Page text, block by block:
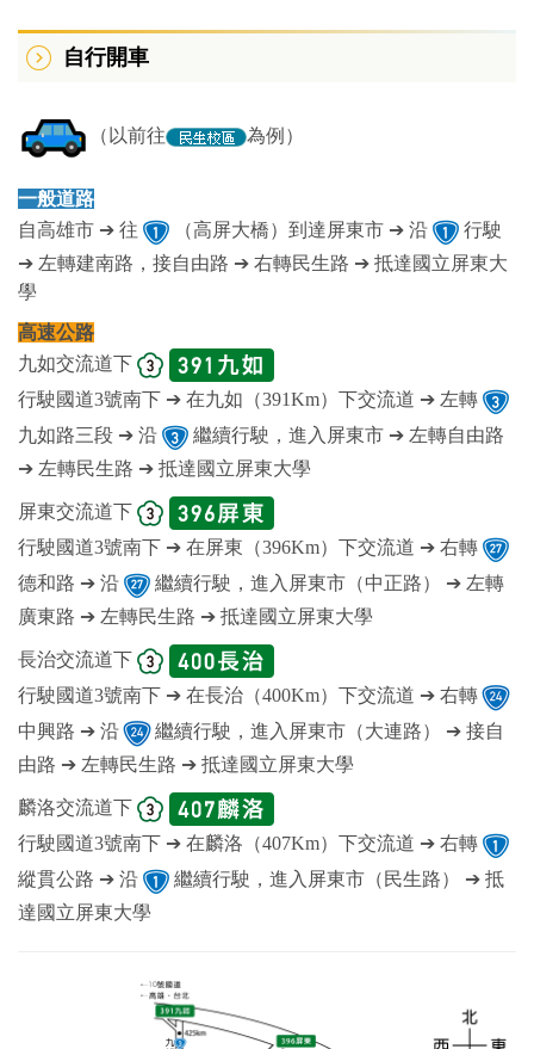
自行開車
（以前往 為例）
一般道路
自高雄市 ➔ 往
（高屏大橋）到達屏東市 ➔ 沿
行駛
➔ 左轉建南路，接自由路 ➔ 右轉民生路 ➔ 抵達國立屏東大
學
高速公路
九如交流道下
行駛國道3號南下 ➔ 在九如（391Km）下交流道 ➔ 左轉
九如路三段 ➔ 沿
繼續行駛，進入屏東市 ➔ 左轉自由路
➔ 左轉民生路 ➔ 抵達國立屏東大學
屏東交流道下
行駛國道3號南下 ➔ 在屏東（396Km）下交流道 ➔ 右轉
德和路 ➔ 沿
繼續行駛，進入屏東市（中正路） ➔ 左轉
廣東路 ➔ 左轉民生路 ➔ 抵達國立屏東大學
長治交流道下
行駛國道3號南下 ➔ 在長治（400Km）下交流道 ➔ 右轉
中興路 ➔ 沿
繼續行駛，進入屏東市（大連路） ➔ 接自
由路 ➔ 左轉民生路 ➔ 抵達國立屏東大學
麟洛交流道下
行駛國道3號南下 ➔ 在麟洛（407Km）下交流道 ➔ 右轉
縱貫公路 ➔ 沿
繼續行駛，進入屏東市（民生路） ➔ 抵
達國立屏東大學